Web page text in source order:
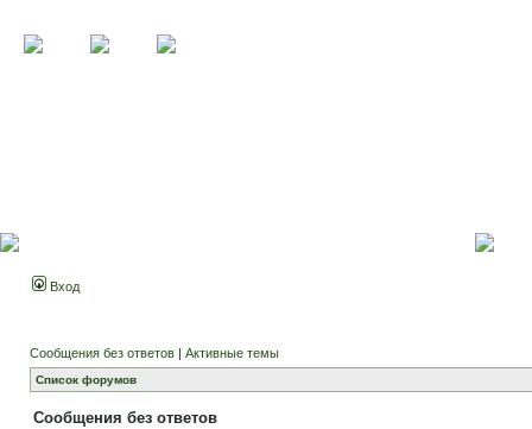
Вход
Сообщения без ответов | Активные темы
Список форумов
Сообщения без ответов